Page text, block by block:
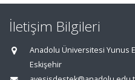
İletişim Bilgileri
Anadolu Üniversitesi Yunus
Eskişehir